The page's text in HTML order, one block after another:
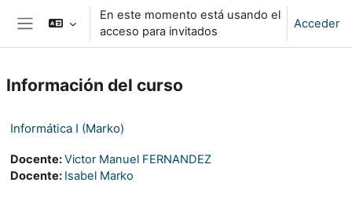
Salta al contenido principal
Panel lateral
En este momento está usando el
acceso para invitados
Acceder
Información del curso
Informática I (Marko)
Docente:Victor Manuel FERNANDEZ
Docente: Isabel Marko